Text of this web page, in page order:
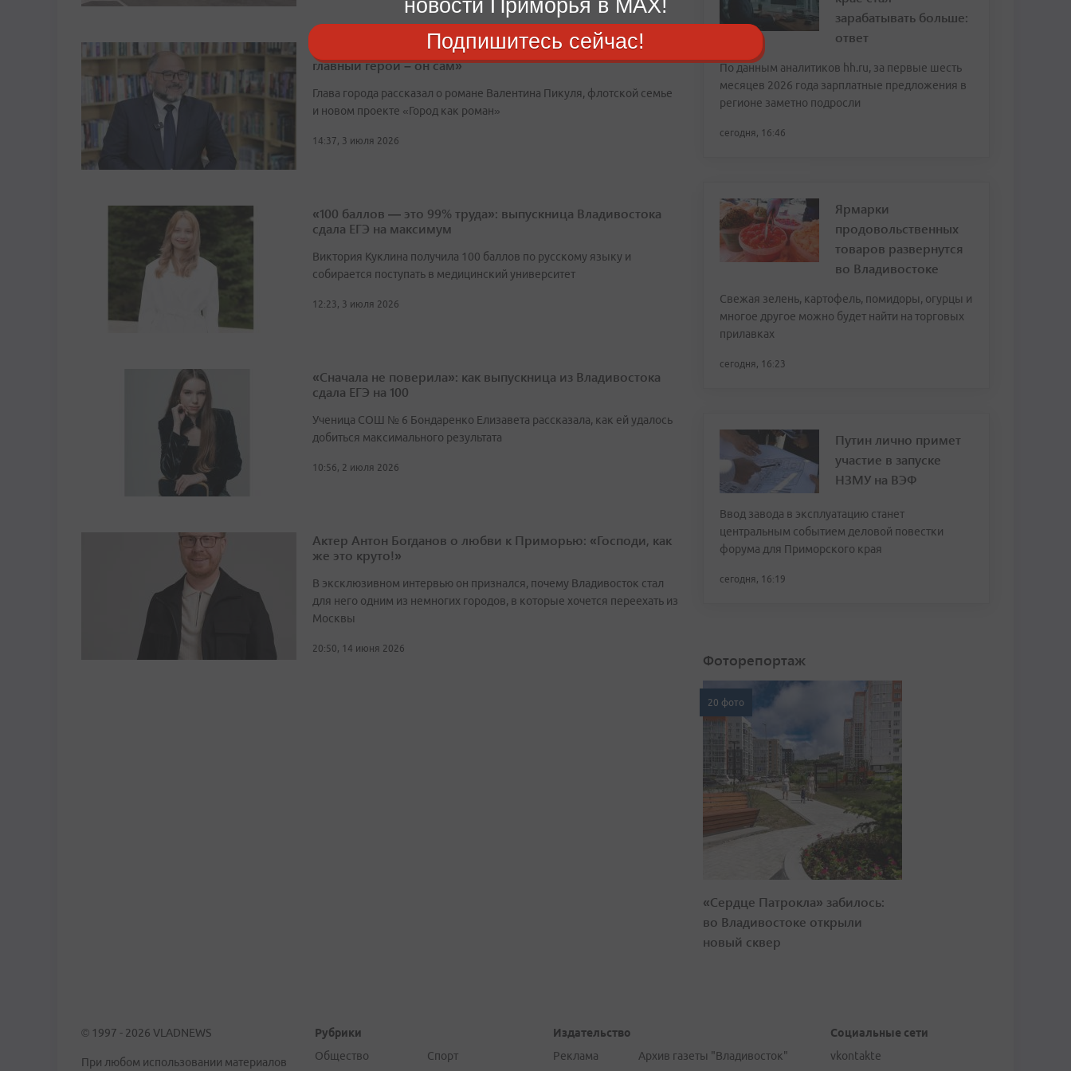
Константин Шестаков: «Владивосток читает роман, где
главный герой – он сам»
Глава города рассказал о романе Валентина Пикуля, флотской семье
и новом проекте «Город как роман»
14:37, 3 июля 2026
«100 баллов — это 99% труда»: выпускница Владивостока
сдала ЕГЭ на максимум
Виктория Куклина получила 100 баллов по русскому языку и
собирается поступать в медицинский университет
12:23, 3 июля 2026
«Сначала не поверила»: как выпускница из Владивостока
сдала ЕГЭ на 100
Ученица СОШ № 6 Бондаренко Елизавета рассказала, как ей удалось
добиться максимального результата
10:56, 2 июля 2026
Актер Антон Богданов о любви к Приморью: «Господи, как
же это круто!»
В эксклюзивном интервью он признался, почему Владивосток стал
для него одним из немногих городов, в которые хочется переехать из
Москвы
20:50, 14 июня 2026
зарабатывать больше:
ответ
По данным аналитиков hh.ru, за первые шесть
месяцев 2026 года зарплатные предложения в
регионе заметно подросли
сегодня, 16:46
Ярмарки
продовольственных
товаров развернутся
во Владивостоке
Свежая зелень, картофель, помидоры, огурцы и
многое другое можно будет найти на торговых
прилавках
сегодня, 16:23
Путин лично примет
участие в запуске
НЗМУ на ВЭФ
Ввод завода в эксплуатацию станет
центральным событием деловой повестки
форума для Приморского края
сегодня, 16:19
Фоторепортаж
20 фото
«Сердце Патрокла» забилось:
во Владивостоке открыли
новый сквер
© 1997 - 2026 VLADNEWS
При любом использовании материалов
Рубрики
Общество
Спорт
Издательство
Реклама
Архив газеты "Владивосток"
Социальные сети
vkontakte
новости Приморья в MAX!
Подпишитесь сейчас!